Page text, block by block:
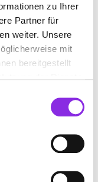
zu Ihrer
Partner für
weiter. Unsere
mit
bereitgestellt
und einer kurzen